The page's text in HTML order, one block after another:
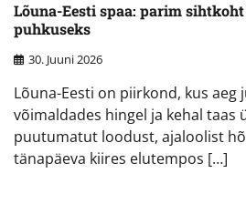
Lõuna-Eesti spaa: parim
puhkuseks
30. Juuni 2026
Lõuna-Eesti on piirkond, kus aeg
võimaldades hingel ja kehal taas
puutumatut loodust, ajaloolist
tänapäeva kiires elutempos […]